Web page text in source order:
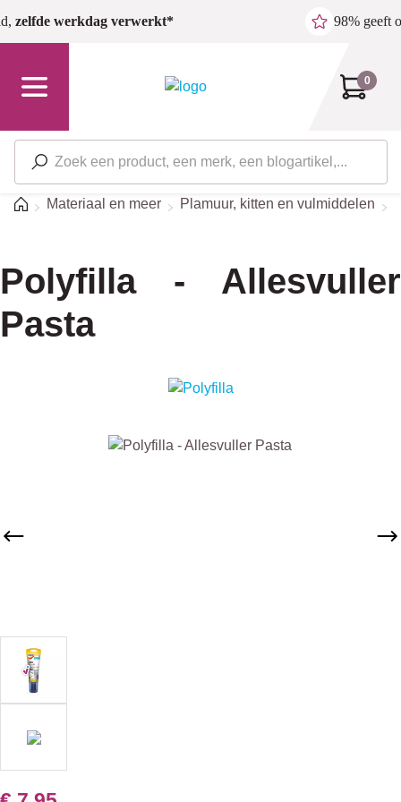
Ga naar de hoofdinhoud
zelfde werkdag verwerkt* 98% geeft
0
HomeMateriaal en meer Plamuur, kitten en vulmiddelen
Polyfilla - Allesvuller
Pasta
Afbeeldingengalerij overslaan